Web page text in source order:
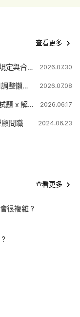
查看更多
美國學生簽證最新公告｜2026 F-1簽證新規定與合法停留期限變更解析 2026.07.30
【2026 最新】澳洲打工度假與學生簽證費用調整懶人包 2026.07.08
GIO IELTS雅思線上課程 x 100%擬真模擬試題 x 解題技巧 2026.06.17
顧問職 2024.06.23
查看更多
很複雜？